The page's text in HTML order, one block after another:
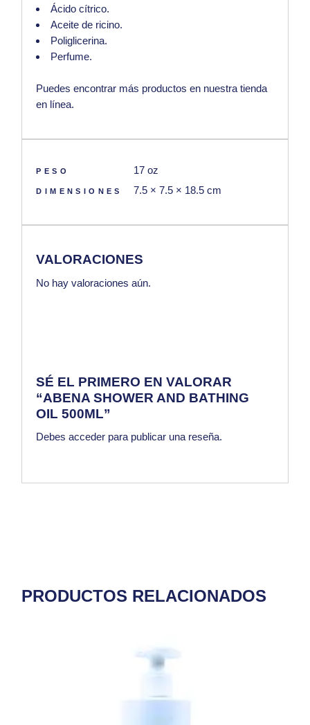
Ácido cítrico.
Aceite de ricino.
Poliglicerina.
Perfume.
Puedes encontrar más productos en nuestratienda
en línea.
PESO 17 oz
DIMENSIONES 7.5 × 7.5 × 18.5 cm
VALORACIONES
No hay valoraciones aún.
SÉ EL PRIMERO EN VALORAR
“ABENA SHOWER AND BATHING
OIL 500ML”
Debesacceder para publicar una reseña.
PRODUCTOS RELACIONADOS